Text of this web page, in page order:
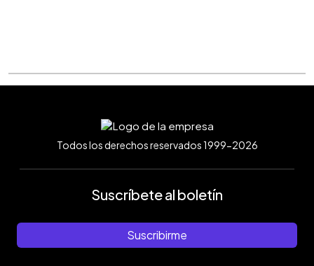
Todos los derechos reservados 1999-2026
Suscríbete al boletín
Suscribirme